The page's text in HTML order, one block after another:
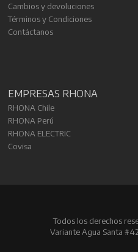
Cambios y devoluciones
Términos y Condiciones
Contáctanos
EMPRESAS RHONA
RHONA Chile
RHONA Perú
RHONA ELECTRIC
Covisa
Todos los derechos
Variante Agua Santa